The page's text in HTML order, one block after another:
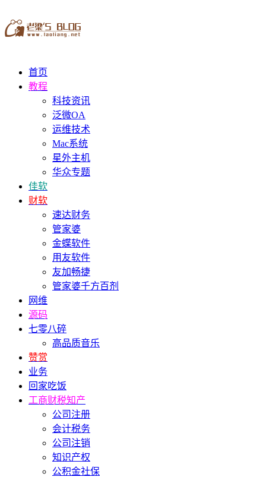
首页
教程
科技资讯
泛微OA
运维技术
Mac系统
星外主机
华众专题
佳软
财软
速达财务
管家婆
金蝶软件
用友软件
友加畅捷
管家婆千方百剂
网维
源码
七零八碎
高品质音乐
赞赏
业务
回家吃饭
工商财税知产
公司注册
会计税务
公司注销
知识产权
公积金社保